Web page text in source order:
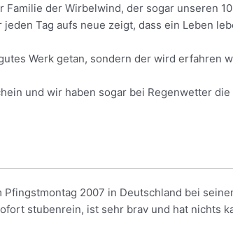
der Wirbelwind, der sogar unseren
Tag aufs neue zeigt, dass ein Leben
Werk getan, sondern der wird erfahren
und wir haben sogar bei Regenwetter die
2007 in Deutschland bei
stubenrein, ist sehr brav und hat nichts